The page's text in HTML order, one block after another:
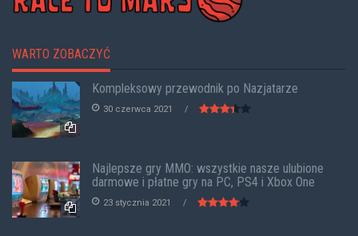
WARTO ZOBACZYĆ
Kompleksowy przewodnik po Nazjatarze
30 czerwca 2021
Najlepsze gry MMO: wszystkie nasze ulubione
darmowe i płatne gry na PC, PS4 i Xbox One
23 stycznia 2021